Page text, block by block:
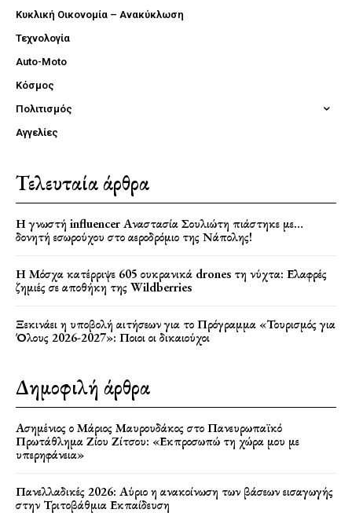
Κυκλική Οικονομία – Ανακύκλωση
Τεχνολογία
Auto-Moto
Κόσμος
Πολιτισμός
Αγγελίες
Τελευταία άρθρα
Η γνωστή influencer Αναστασία Σουλιώτη πιάστηκε με…
δονητή εσωρούχου στο αεροδρόμιο της Νάπολης!
Η Μόσχα κατέρριψε 605 ουκρανικά drones τη νύχτα: Ελαφρές
ζημιές σε αποθήκη της Wildberries
Ξεκινάει η υποβολή αιτήσεων για το Πρόγραμμα «Τουρισμός για
Όλους 2026-2027»: Ποιοι οι δικαιούχοι
Δημοφιλή άρθρα
Ασημένιος ο Μάριος Μαυρουδάκος στο Πανευρωπαϊκό
Πρωτάθλημα Ζίου Ζίτσου: «Εκπροσωπώ τη χώρα μου με
υπερηφάνεια»
Πανελλαδικές 2026: Αύριο η ανακοίνωση των βάσεων εισαγωγής
στην Τριτοβάθμια Εκπαίδευση